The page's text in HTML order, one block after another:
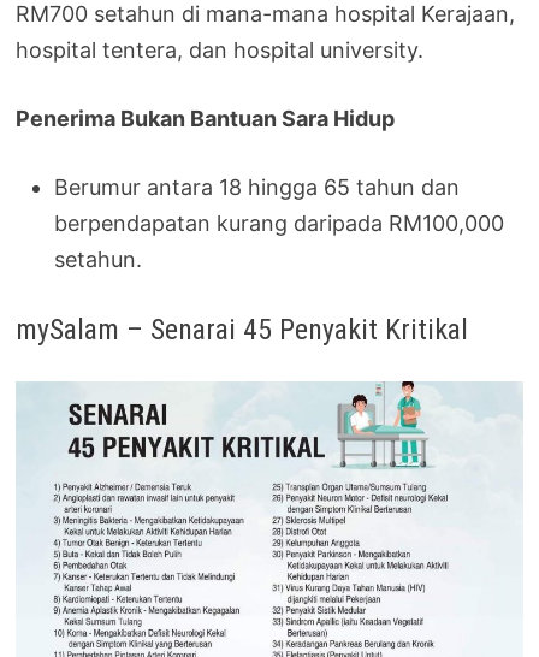
RM700 setahun di mana-mana hospital Kerajaan,
hospital tentera, dan hospital university.
Penerima Bukan Bantuan Sara Hidup
Berumur antara 18 hingga 65 tahun dan
berpendapatan kurang daripada RM100,000
setahun.
mySalam – Senarai 45 Penyakit Kritikal